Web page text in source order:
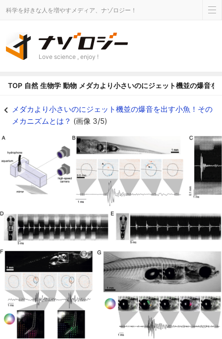
科学を好きな人を増やすメディア、ナゾロジー！
Love science , enjoy !
TOP 自然 生物学 動物 メダカより小さいのにジェット機並の爆音を
メダカより小さいのにジェット機並の爆音を出す小魚！その
メカニズムとは？ (画像 3/5)